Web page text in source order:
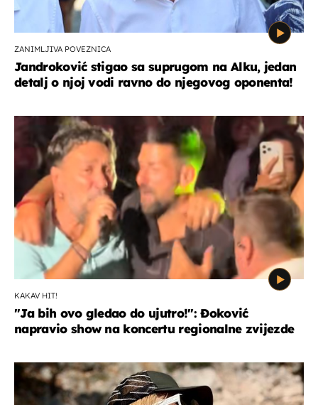
ZANIMLJIVA POVEZNICA
Jandroković stigao sa suprugom na Alku, jedan
detalj o njoj vodi ravno do njegovog oponenta!
KAKAV HIT!
"Ja bih ovo gledao do ujutro!": Đoković
napravio show na koncertu regionalne zvijezde